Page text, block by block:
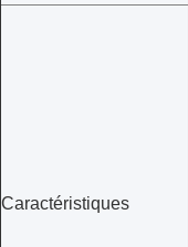
Caractéristiques